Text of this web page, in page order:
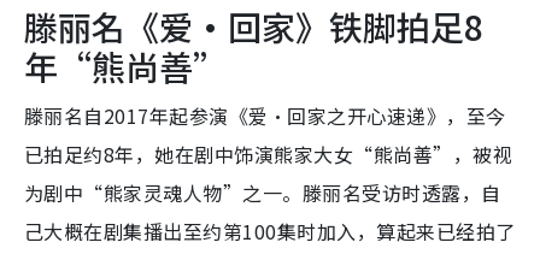
滕丽名《爱·回家》铁脚拍足8
年“熊尚善”
滕丽名自2017年起参演《爱·回家之开心速递》，至今
已拍足约8年，她在剧中饰演熊家大女“熊尚善”，被视
为剧中“熊家灵魂人物”之一。滕丽名受访时透露，自
己大概在剧集播出至约第100集时加入，算起来已经拍了